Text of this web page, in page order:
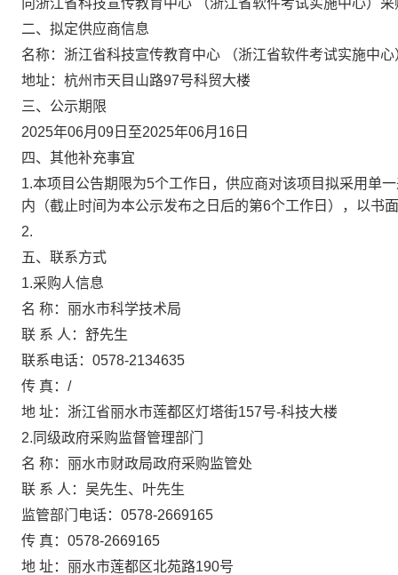
向浙江省科技宣传教育中心 （浙江省软件考试实施中心）采
二、拟定供应商信息
名称： 浙江省科技宣传教育中心 （浙江省软件考试实施中心
地址： 杭州市天目山路97号科贸大楼
三、公示期限
2025年06月09日 至2025年06月16日
四、其他补充事宜
1.本项目公告期限为5个工作日，供应商对该项目拟采用单
内（截止时间为本公示发布之日后的第6个工作日），以书
2.
五、联系方式
1.采购人信息
名 称： 丽水市科学技术局
联 系 人： 舒先生
联系电话： 0578-2134635
传 真： /
地 址： 浙江省丽水市莲都区灯塔街157号-科技大楼
2.同级政府采购监督管理部门
名 称： 丽水市财政局政府采购监管处
联 系 人： 吴先生、叶先生
监管部门电话： 0578-2669165
传 真： 0578-2669165
地 址： 丽水市莲都区北苑路190号